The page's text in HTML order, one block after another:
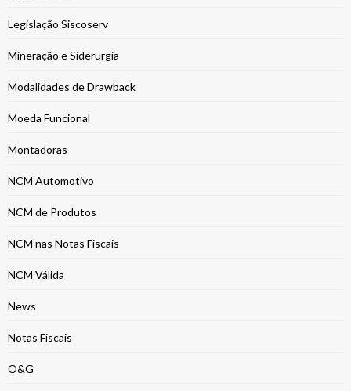
Legislação Siscoserv
Mineração e Siderurgia
Modalidades de Drawback
Moeda Funcional
Montadoras
NCM Automotivo
NCM de Produtos
NCM nas Notas Fiscais
NCM Válida
News
Notas Fiscais
O&G